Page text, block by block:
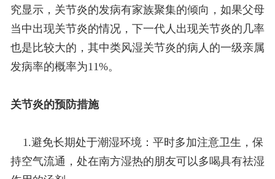
究显示，关节炎的发病有家族聚集的倾向，如果父母
当中出现关节炎的情况，下一代人出现关节炎的几率
也是比较大的，其中类风湿关节炎的病人的一级亲属
发病率的概率为11%。
关节炎的预防措施
1.避免长期处于潮湿环境：平时多加注意卫生，保
持空气流通，处在南方湿热的朋友可以多喝具有祛湿